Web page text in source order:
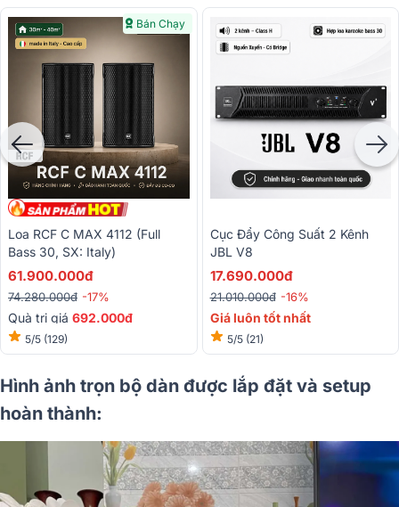
Bán Chạy
Loa RCF C MAX 4112 (full
Bass 30, SX: Italy)
61.900.000đ
74.280.000đ -17%
Quà trị giá 692.000đ
5/5 (129)
Cục Đẩy Công Suất 2 Kênh
JBL V8
17.690.000đ
21.010.000đ -16%
Giá luôn tốt nhất
5/5 (21)
Hình ảnh trọn bộ dàn được lắp đặt và setup
hoàn thành: